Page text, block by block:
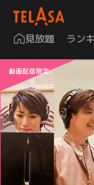
見放題 ラン